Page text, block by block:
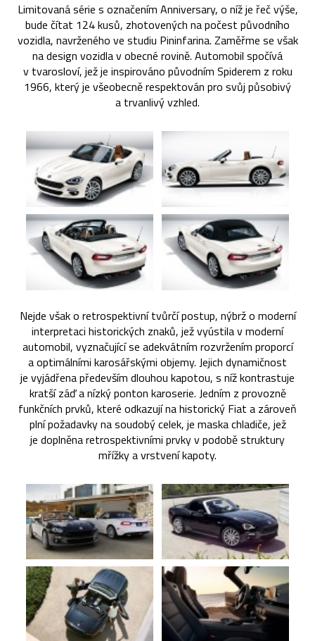
Limitovaná série s označením Anniversary, o níž je řeč výše,
bude čítat 124 kusů, zhotovených na počest původního
vozidla, navrženého ve studiu Pininfarina. Zaměřme se však
na design vozidla v obecné rovině. Automobil spočívá
v tvarosloví, jež je inspirováno původním Spiderem z roku
1966, který je všeobecně respektován pro svůj působivý
a trvanlivý vzhled.
Nejde však o retrospektivní tvůrčí postup, nýbrž o moderní
interpretaci historických znaků, jež vyústila v moderní
automobil, vyznačující se adekvátním rozvržením proporcí
a optimálními karosářskými objemy. Jejich dynamičnost
je vyjádřena především dlouhou kapotou, s níž kontrastuje
kratší záď a nízký ponton karoserie. Jedním z provozně
funkčních prvků, které odkazují na historický Fiat a zároveň
plní požadavky na soudobý celek, je maska chladiče, jež
je doplněna retrospektivními prvky v podobě struktury
mřížky a vrstvení kapoty.